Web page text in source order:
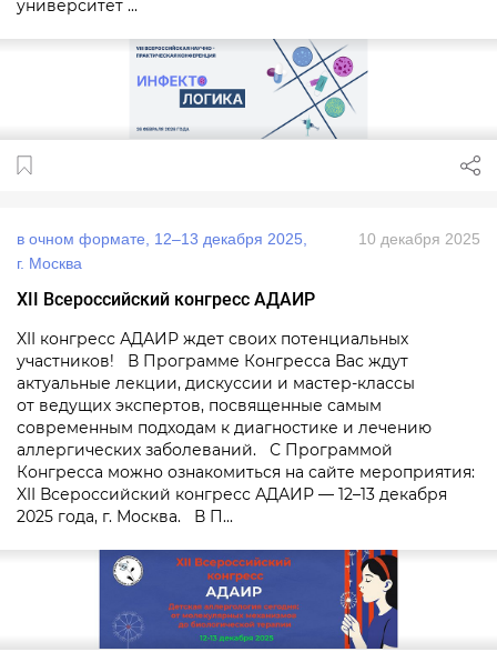
университет ...
в очном формате, 12–13 декабря 2025,
г. Москва
10 декабря 2025
XII Всероссийский конгресс АДАИР
XII конгресс АДАИР ждет своих потенциальных
участников! В Программе Конгресса Вас ждут
актуальные лекции, дискуссии и мастер-классы
от ведущих экспертов, посвященные самым
современным подходам к диагностике и лечению
аллергических заболеваний. С Программой
Конгресса можно ознакомиться на сайте мероприятия:
XII Всероссийский конгресс АДАИР — 12–13 декабря
2025 года, г. Москва. В П...